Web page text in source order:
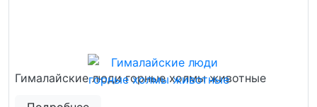
Гималайские люди горные холмы животные